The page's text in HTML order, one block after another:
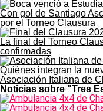
Con gol de Santiago
por el Torneo Clausura
La final del Torneo
confirmadas
Quiénes integran la
Asociación Italiana de
Noticias sobre "Tres